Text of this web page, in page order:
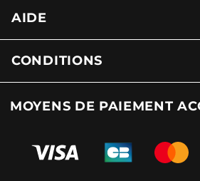
AIDE
CONDITIONS
MOYENS DE PAIEMENT